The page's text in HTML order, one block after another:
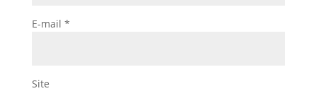
E-mail *
Site